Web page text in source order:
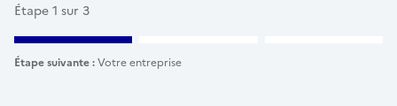
Étape 1 sur 3
Étape suivante :Votre entreprise